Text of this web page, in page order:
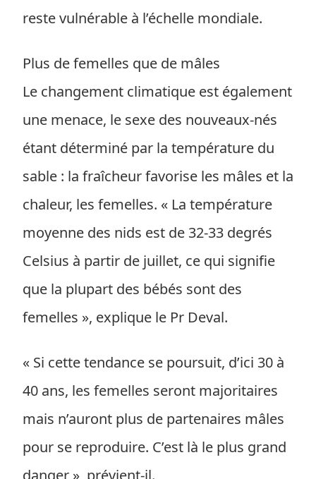
reste vulnérable à l’échelle mondiale.
Plus de femelles que de mâles
Le changement climatique est également
une menace, le sexe des nouveaux-nés
étant déterminé par la température du
sable : la fraîcheur favorise les mâles et la
chaleur, les femelles. « La température
moyenne des nids est de 32-33 degrés
Celsius à partir de juillet, ce qui signifie
que la plupart des bébés sont des
femelles », explique le Pr Deval.
« Si cette tendance se poursuit, d’ici 30 à
40 ans, les femelles seront majoritaires
mais n’auront plus de partenaires mâles
pour se reproduire. C’est là le plus grand
danger », prévient-il.